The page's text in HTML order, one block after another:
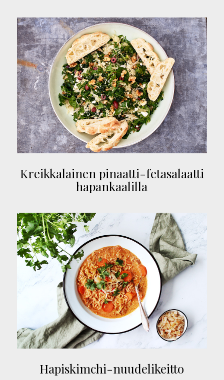
Kreikkalainen pinaatti-fetasalaatti
hapankaalilla
Hapiskimchi-nuudelikeitto